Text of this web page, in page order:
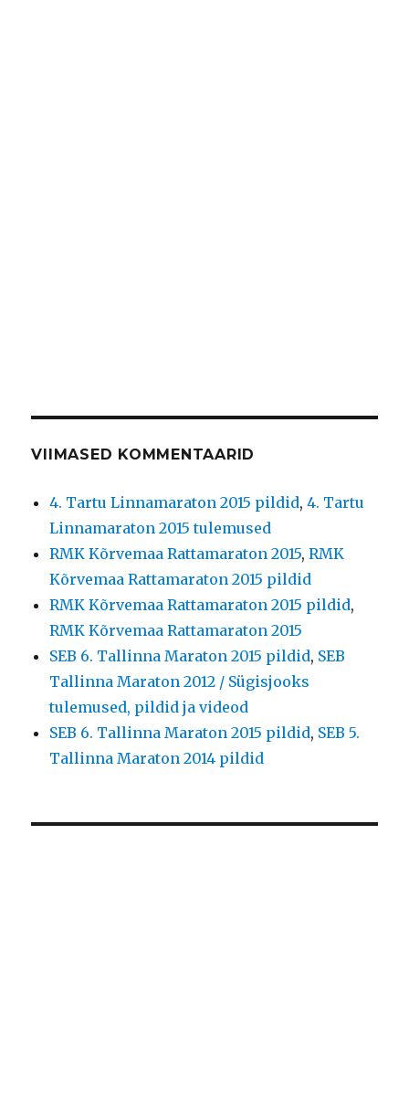
VIIMASED KOMMENTAARID
4. Tartu Linnamaraton 2015 pildid,4. Tartu
Linnamaraton 2015 tulemused
RMK Kõrvemaa Rattamaraton 2015,RMK
Kõrvemaa Rattamaraton 2015 pildid
RMK Kõrvemaa Rattamaraton 2015 pildid,
RMK Kõrvemaa Rattamaraton 2015
SEB 6. Tallinna Maraton 2015 pildid, SEB
Tallinna Maraton 2012 / Sügisjooks
tulemused, pildid ja videod
SEB 6. Tallinna Maraton 2015 pildid, SEB 5.
Tallinna Maraton 2014 pildid